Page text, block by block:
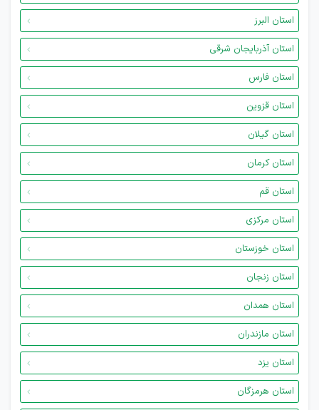
استان البرز
استان آذربایجان شرقی
استان فارس
استان قزوین
استان گیلان
استان کرمان
استان قم
استان مرکزی
استان خوزستان
استان زنجان
استان همدان
استان مازندران
استان یزد
استان هرمزگان